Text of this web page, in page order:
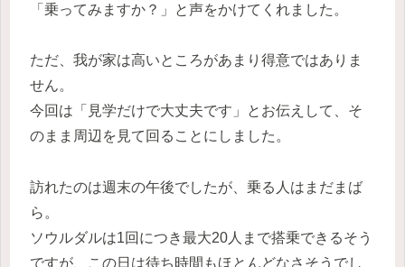
「乗ってみますか？」と声をかけてくれました。
ただ、我が家は高いところがあまり得意ではありま
せん。
今回は「見学だけで大丈夫です」とお伝えして、そ
のまま周辺を見て回ることにしました。
訪れたのは週末の午後でしたが、乗る人はまだまば
ら。
ソウルダルは1回につき最大20人まで搭乗できるそう
ですが、この日は待ち時間もほとんどなさそうでし